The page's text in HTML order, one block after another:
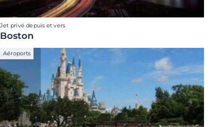
Jet privé depuis et vers
Boston
Aéroports